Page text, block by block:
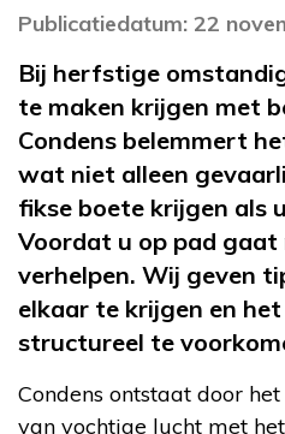
Publicatiedatum: 22
Bij herfstige
te maken krijgen met
Condens belemmert
wat niet alleen
fikse boete krijgen als
Voordat u op pad
verhelpen. Wij geven
elkaar te krijgen en
structureel te
Condens ontstaat door
van vochtige lucht met